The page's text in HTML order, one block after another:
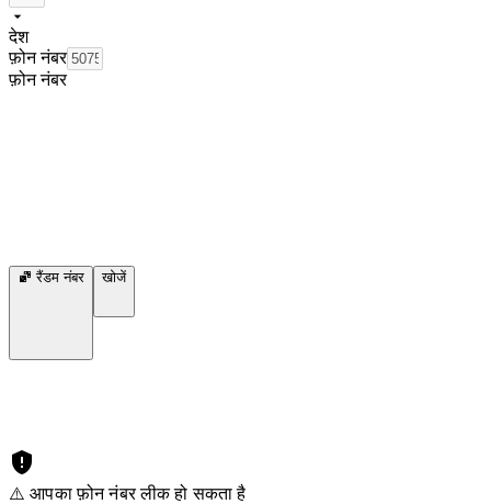
देश
फ़ोन नंबर
फ़ोन नंबर
रैंडम नंबर खोजें
⚠️ आपका फ़ोन नंबर लीक हो सकता है